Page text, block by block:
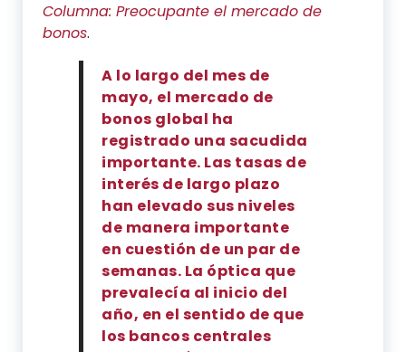
Columna: Preocupante el mercado de
bonos.
Compartir
por
WhatsApp
Compartir
por
Twitter
Compartir
por
Facebook
Compartir
por
Linkedin
A lo largo del mes de
mayo, el mercado de
bonos global ha
registrado una sacudida
importante. Las tasas de
interés de largo plazo
han elevado sus niveles
de manera importante
en cuestión de un par de
semanas. La óptica que
prevalecía al inicio del
año, en el sentido de que
los bancos centrales